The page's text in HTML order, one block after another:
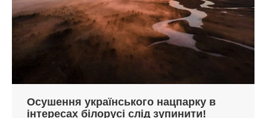
Осушення українського нацпарку в
інтересах білорусі слід зупинити!